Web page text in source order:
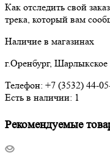
Как отследить свой
трека, который вам
Наличие в магазинах
г.Оренбург,
Телефон: +7 (3532) 44-
Есть в наличии: 1
Рекомендуемые